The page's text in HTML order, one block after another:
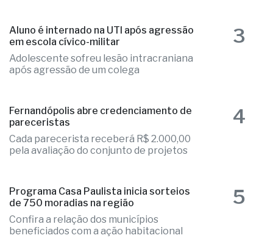
Aluno é internado na UTI após agressão
em escola cívico-militar
Adolescente sofreu lesão intracraniana
após agressão de um colega
3
Fernandópolis abre credenciamento de
pareceristas
Cada parecerista receberá R$ 2.000,00
pela avaliação do conjunto de projetos
4
Programa Casa Paulista inicia sorteios
de 750 moradias na região
Confira a relação dos municípios
beneficiados com a ação habitacional
5